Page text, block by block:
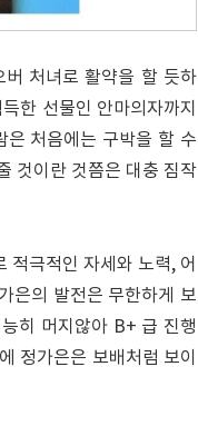
버 처녀로 활약을 할 듯하
한 선물인 안마의자까지
은 처음에는 구박을 할 수
것이란 것쯤은 대충 짐작
적극적인 자세와 노력, 어
은의 발전은 무한하게 보
히 머지않아 B+ 급 진행
정가은은 보배처럼 보이